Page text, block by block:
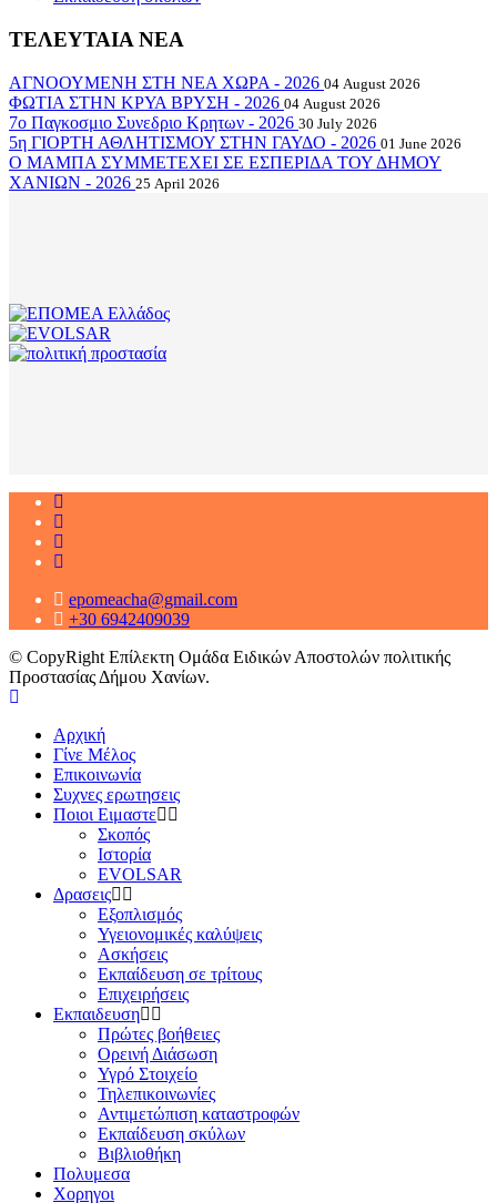
ΤΕΛΕΥΤΑΙΑ ΝΕΑ
ΑΓΝΟΟΥΜΕΝΗ ΣΤΗ ΝΕΑ ΧΩΡΑ - 2026 04 August 2026
ΦΩΤΙΑ ΣΤΗΝ ΚΡΥΑ ΒΡΥΣΗ - 2026 04 August 2026
7ο Παγκοσμιο Συνεδριο Κρητων - 2026 30 July 2026
5η ΓΙΟΡΤΗ ΑΘΛΗΤΙΣΜΟΥ ΣΤΗΝ ΓΑΥΔΟ - 2026 01 June 2026
Ο ΜΑΜΠΑ ΣΥΜΜΕΤΕΧΕΙ ΣΕ ΕΣΠΕΡΙΔΑ ΤΟΥ ΔΗΜΟΥ
ΧΑΝΙΩΝ - 2026 25 April 2026
epomeacha@gmail.com
+30 6942409039
© CopyRight Επίλεκτη Ομάδα Ειδικών Αποστολών πολιτικής
Προστασίας Δήμου Χανίων.
Αρχική
Γίνε Μέλος
Επικοινωνία
Συχνες ερωτησεις
Ποιοι Ειμαστε
Σκοπός
Ιστορία
EVOLSAR
Δρασεις
Εξοπλισμός
Υγειονομικές καλύψεις
Ασκήσεις
Εκπαίδευση σε τρίτους
Επιχειρήσεις
Εκπαιδευση
Πρώτες βοήθειες
Ορεινή Διάσωση
Υγρό Στοιχείο
Τηλεπικοινωνίες
Αντιμετώπιση καταστροφών
Εκπαίδευση σκύλων
Βιβλιοθήκη
Πολυμεσα
Χορηγοι